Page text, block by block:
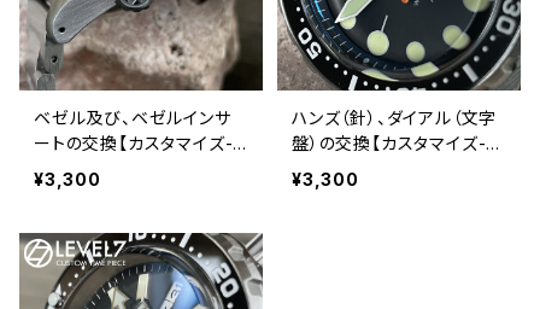
ベゼル及び、ベゼルインサ
ートの交換【カスタマイズ-
オプション】
¥3,300
ハンズ（針）、ダイアル（文字
盤）の交換【カスタマイズ-オ
プション】
¥3,300